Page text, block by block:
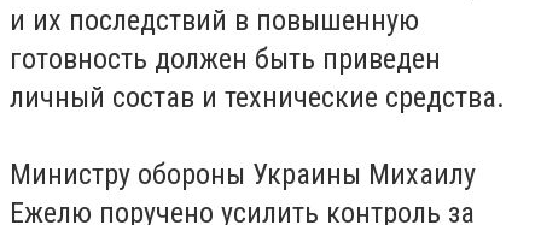
и их последствий в повышенную
готовность должен быть приведен
личный состав и технические средства.
Министру обороны Украины Михаилу
Ежелю поручено усилить контроль за